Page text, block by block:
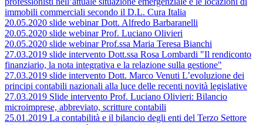
immobili commerciali secondo il D.L. Cura Italia
20.05.2020 slide webinar Dott. Alfredo Barbaranelli
20.05.2020 slide webinar Prof. Luciano Olivieri
20.05.2020 slide webinar Prof.ssa Maria Teresa Bianchi
27.03.2019 slide intervento Dott.ssa Rosa Lombardi "Il rendiconto
finanziario, la nota integrativa e la relazione sulla gestione"
27.03.2019 slide intervento Dott. Marco Venuti L’evoluzione dei
principi contabili nazionali alla luce delle recenti novità legislative
27.03.2019 Slide intervento Prof. Luciano Olivieri: Bilancio
microimprese, abbreviato, scritture contabili
25.01.2019 La contabilità e il bilancio degli enti del Terzo Settore